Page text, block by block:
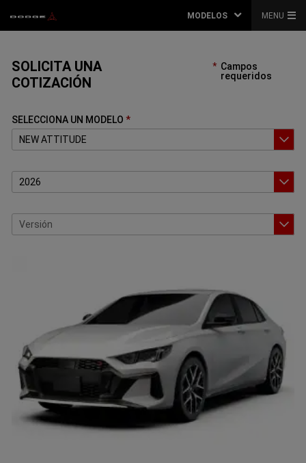
MODELOS MENU
SOLICITA UNA
COTIZACIÓN
Campos
requeridos
SELECCIONA UN MODELO